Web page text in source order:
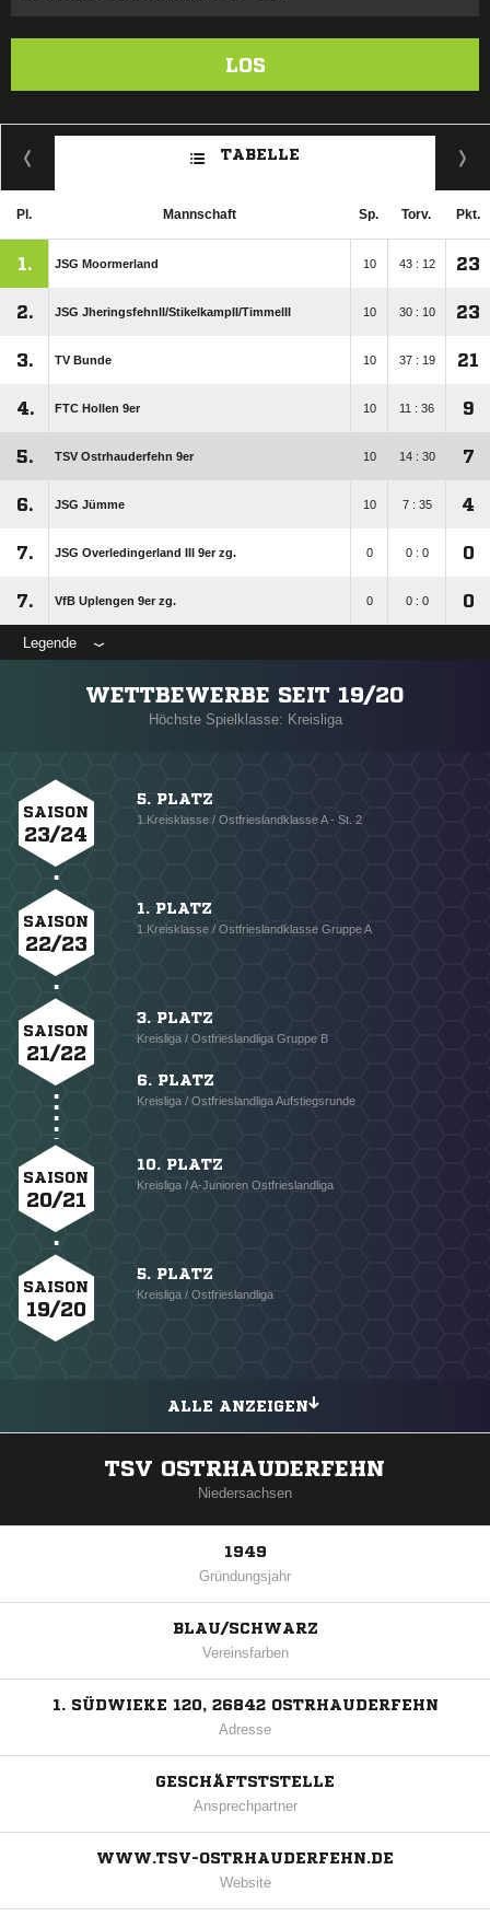
LOS
TABELLE
Pl. Mannschaft Sp. Torv. Pkt.
1. JSG Moormerland 10 43 : 12 23
2. JSG JheringsfehnII/​StikelkampII/​TimmelII 10 30 : 10 23
3. TV Bunde 10 37 : 19 21
4. FTC Hollen 9er 10 11 : 36 9
5. TSV Ostrhauderfehn 9er 10 14 : 30 7
6. JSG Jümme 10 7 : 35 4
7. JSG Overledingerland III 9er zg. 0 0 : 0 0
7. VfB Uplengen 9er zg. 0 0 : 0 0
Legende
WETTBEWERBE SEIT 19/20
Höchste Spielklasse: Kreisliga
SAISON
23/24
5. PLATZ
1.Kreisklasse / Ostfrieslandklasse A - St. 2
SAISON
22/23
1. PLATZ
1.Kreisklasse / Ostfrieslandklasse Gruppe A
SAISON
21/22
3. PLATZ
Kreisliga / Ostfrieslandliga Gruppe B
6. PLATZ
Kreisliga / Ostfrieslandliga Aufstiegsrunde
SAISON
20/21
10. PLATZ
Kreisliga / A-Junioren Ostfrieslandliga
SAISON
19/20
5. PLATZ
Kreisliga / Ostfrieslandliga
ALLE ANZEIGEN
TSV OSTRHAUDERFEHN
Niedersachsen
1949
Gründungsjahr
BLAU/SCHWARZ
Vereinsfarben
1. SÜDWIEKE 120, 26842 OSTRHAUDERFEHN
Adresse
GESCHÄFTSTSTELLE
Ansprechpartner
WWW.TSV-OSTRHAUDERFEHN.DE
Website